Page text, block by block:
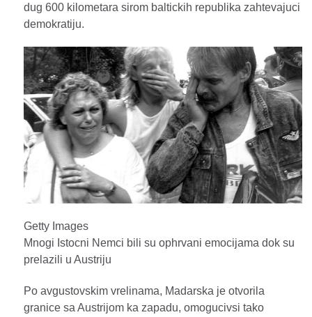
dug 600 kilometara sirom baltickih republika zahtevajuci
demokratiju.
Getty Images
Mnogi Istocni Nemci bili su ophrvani emocijama dok su
prelazili u Austriju
Po avgustovskim vrelinama, Madarska je otvorila
granice sa Austrijom ka zapadu, omogucivsi tako